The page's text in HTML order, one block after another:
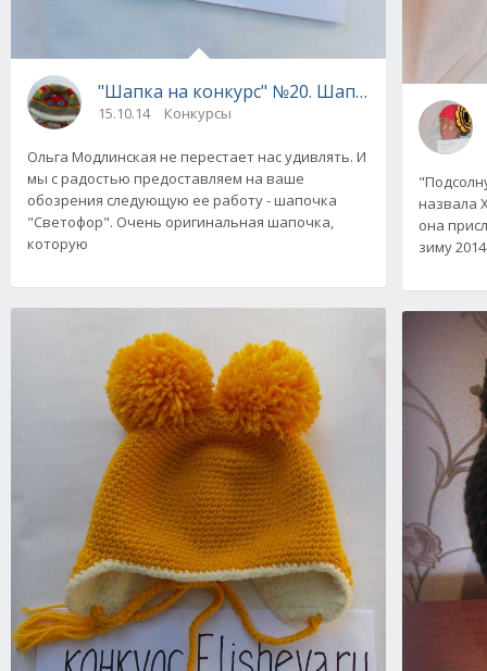
"Шапка на конкурс" №20. Шапка
15.10.14 Конкурсы
Ольга Модлинская не перестает нас удивлять. И
мы с радостью предоставляем на ваше
обозрения следующую ее работу - шапочка
"Светофор". Очень оригинальная шапочка,
которую
назвала
она
зиму